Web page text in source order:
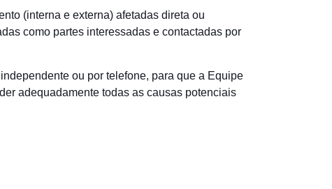
(interna e externa) afetadas direta ou
como partes interessadas e contactadas por
ou por telefone, para que a Equipe
adequadamente todas as causas potenciais